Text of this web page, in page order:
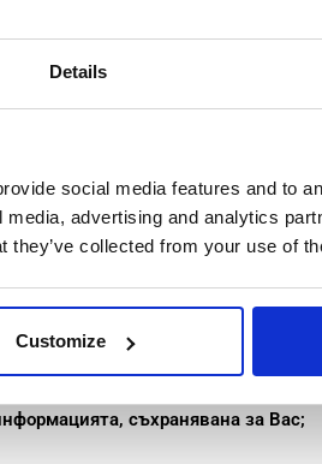
Details
social media features and to
advertising and analytics
they’ve collected from your use of
Customize
посочени по-долу, моля,
в раздел 2. Моля,
условия и изключения:
съхранявана за вас;
съхранявана за Вас;